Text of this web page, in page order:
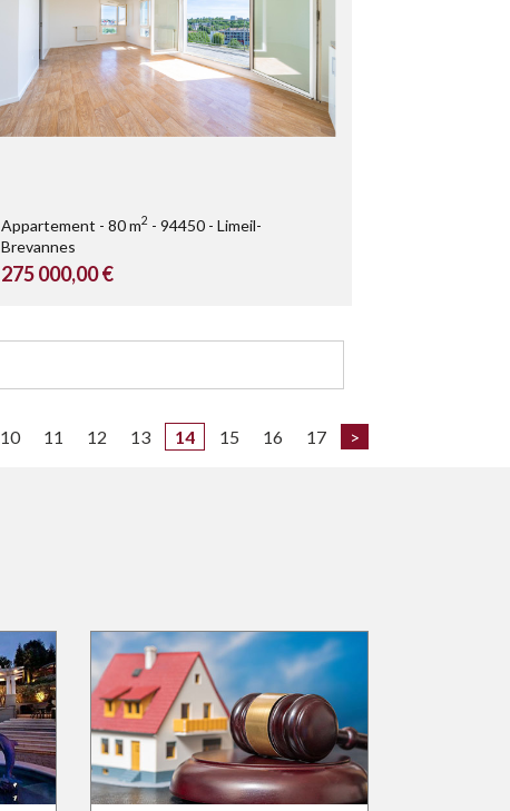
Appartement 80 m2 94450
Limeil-
Brevannes
275 000,00 €
10 11 12 13 14 15 16 17 >